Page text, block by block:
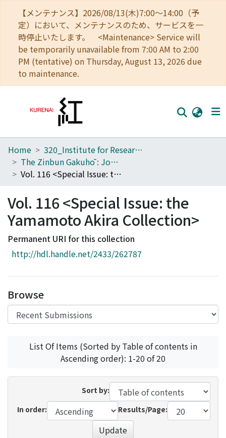
【メンテナンス】2026/08/13(木)7:00～14:00（予
定）において、メンテナンスのため、サービスを一
時停止いたします。 <Maintenance> Service will
be temporarily unavailable from 7:00 AM to 2:00
PM (tentative) on Thursday, August 13, 2026 due
to maintenance.
Home
Communities
Download Ranking
Access Statistics
Library Network
Home
320_Institute for Research in Humanities
The Zinbun Gakuhō : Journal of Humanities
Vol. 116 <Special Issue: the Yamamoto Akira Collection>
Vol. 116 <Special Issue: the
Yamamoto Akira Collection>
Permanent URI for this collection
http://hdl.handle.net/2433/262787
Browse
List Of Items (Sorted by Table of contents in
Ascending order): 1-20 of 20
Sort by:
In order:
Results/Page:
Update